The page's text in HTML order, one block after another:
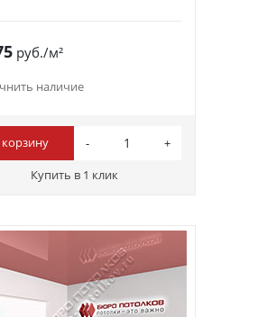
руб./м²
наличие
корзину
Купить в 1 клик